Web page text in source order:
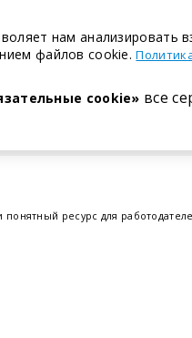
ресурс для
нам анализировать
файлов cookie.
cookie» все